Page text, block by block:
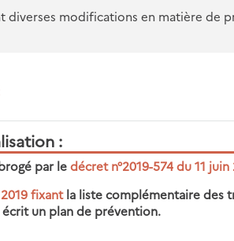
diverses modifications en matière de
par ledécret n°2019-574 du 11 juin
fixantla liste complémentaire des
un plan de prévention.